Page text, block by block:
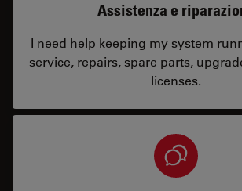
Assistenza e
I need help keeping my system
service, repairs, spare parts,
licenses.